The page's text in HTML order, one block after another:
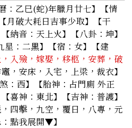
：乙巳(蛇)年臘月廿七】【情
月破大耗日吉事少取】【干
納音：天上火】【八卦：坤】
星：二黒】【宿：女】【建
，入殮，嫁娶，移柩，安葬，破
，安床，入宅，上梁，裁衣】
：西】【胎神：占門廁 外正
喜神：東北】【吉神：普護】
，四擊，九空，覆日，八專，元
點我展開▼】